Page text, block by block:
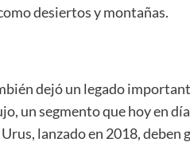
desiertos y montañas.
dejó un legado
un segmento que hoy en
lanzado en 2018, deben